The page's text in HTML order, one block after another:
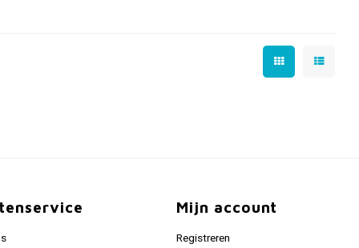
Mijn account
Registreren